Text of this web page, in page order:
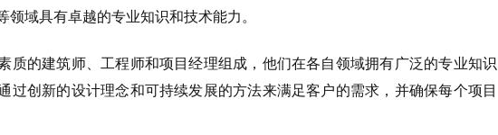
域具有卓越的专业知识和技术能力。
的建筑师、工程师和项目经理组成，他们在各自领域拥有广泛的专业知识
过创新的设计理念和可持续发展的方法来满足客户的需求，并确保每个项目